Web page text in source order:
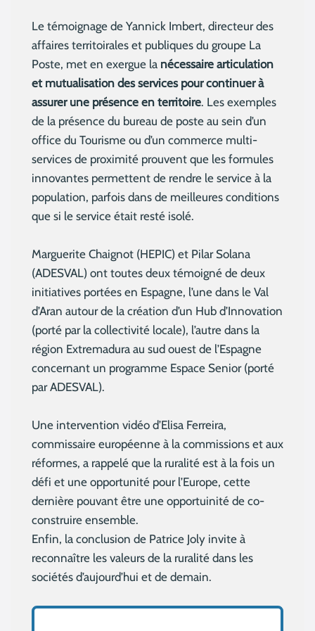
Le témoignage de Yannick Imbert, directeur des
affaires territoirales et publiques du groupe La
Poste, met en exergue la nécessaire articulation
et mutualisation des services pour continuer à
assurer une présence en territoire. Les exemples
de la présence du bureau de poste au sein d’un
office du Tourisme ou d’un commerce multi-
services de proximité prouvent que les formules
innovantes permettent de rendre le service à la
population, parfois dans de meilleures conditions
que si le service était resté isolé.
Marguerite Chaignot (HEPIC) et Pilar Solana
(ADESVAL) ont toutes deux témoigné de deux
initiatives portées en Espagne, l’une dans le Val
d’Aran autour de la création d’un Hub d’Innovation
(porté par la collectivité locale), l’autre dans la
région Extremadura au sud ouest de l’Espagne
concernant un programme Espace Senior (porté
par ADESVAL).
Une intervention vidéo d’Elisa Ferreira,
commissaire européenne à la commissions et aux
réformes, a rappelé que la ruralité est à la fois un
défi et une opportunité pour l’Europe, cette
dernière pouvant être une opportuinité de co-
construire ensemble.
Enfin, la conclusion de Patrice Joly invite à
reconnaître les valeurs de la ruralité dans les
sociétés d’aujourd’hui et de demain.